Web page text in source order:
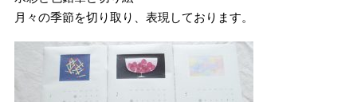
月々の季節を切り取り、表現しております。